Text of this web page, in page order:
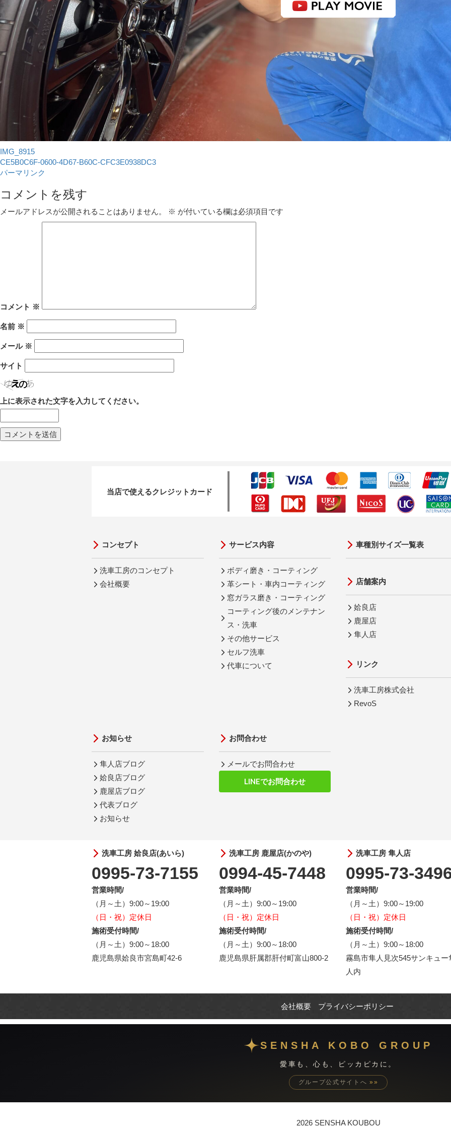
IMG_8915
CE5B0C6F-0600-4D67-B60C-CFC3E0938DC3
パーマリンク
コメントを残す
メールアドレスが公開されることはありません。 ※ が付いている欄は必須項目です
コメント ※
名前 ※
メール ※
サイト
上に表示された文字を入力してください。
当店で使えるクレジットカード
コンセプト
洗車工房のコンセプト
会社概要
サービス内容
ボディ磨き・コーティング
革シート・車内コーティング
窓ガラス磨き・コーティング
コーティング後のメンテナン
ス・洗車
その他サービス
セルフ洗車
代車について
車種別サイズ一覧表
店舗案内
姶良店
鹿屋店
隼人店
リンク
洗車工房株式会社
RevoS
お知らせ
隼人店ブログ
姶良店ブログ
鹿屋店ブログ
代表ブログ
お知らせ
お問合わせ
メールでお問合わせ
LINEでお問合わせ
洗車工房 姶良店(あいら)
0995-73-7155
営業時間/
（月～土）9:00～19:00
（日・祝）定休日
施術受付時間/
（月～土）9:00～18:00
鹿児島県姶良市宮島町42-6
洗車工房 鹿屋店(かのや)
0994-45-7448
営業時間/
（月～土）9:00～19:00
（日・祝）定休日
施術受付時間/
（月～土）9:00～18:00
鹿児島県肝属郡肝付町富山800-2
洗車工房 隼人店
0995-73-
営業時間/
（月～土）9:00～19:00
（日・祝）定休日
施術受付時間/
（月～土）9:00～18:00
霧島市隼人見次545サンキュー
人内
会社概要 プライバシーポリシー
SENSHA KOBO GROUP
愛車も、心も、ピッカピカに。
グループ公式サイトへ»»
2026 SENSHA KOUBOU